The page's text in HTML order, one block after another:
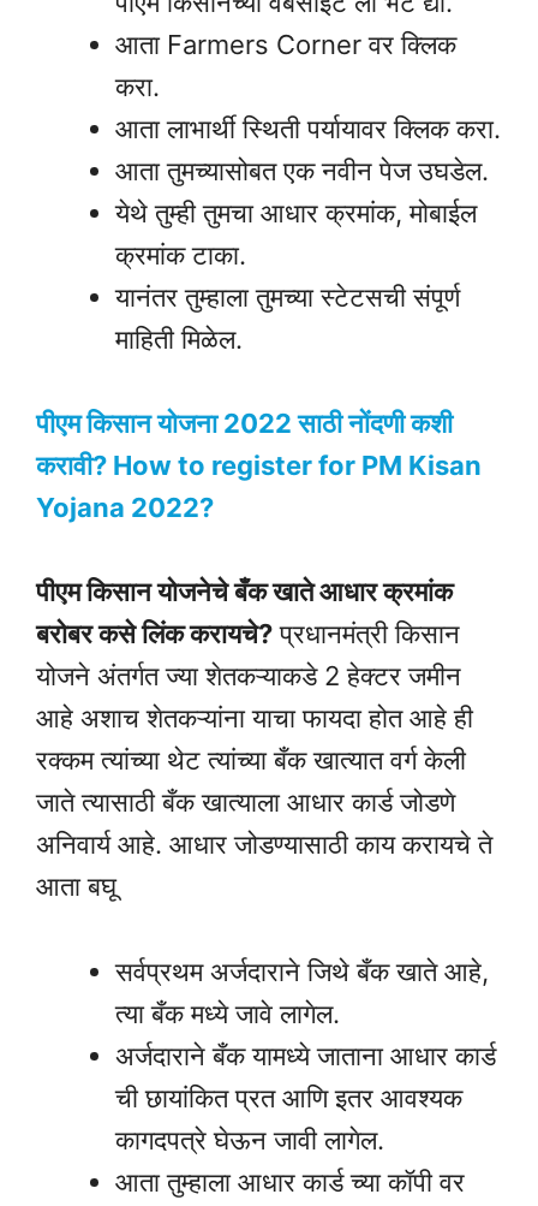
आता Farmers Corner वर क्लिक
करा.
आता लाभार्थी स्थिती पर्यायावर क्लिक करा.
आता तुमच्यासोबत एक नवीन पेज उघडेल.
येथे तुम्ही तुमचा आधार क्रमांक, मोबाईल
क्रमांक टाका.
यानंतर तुम्हाला तुमच्या स्टेटसची संपूर्ण
माहिती मिळेल.
पीएम किसान योजना 2022 साठी नोंदणी कशी
करावी? How to register for PM Kisan
Yojana 2022?
पीएम किसान योजनेचे बँक खाते आधार क्रमांक
बरोबर कसे लिंक करायचे?प्रधानमंत्री किसान
योजने अंतर्गत ज्या शेतकऱ्याकडे 2 हेक्टर जमीन
आहे अशाच शेतकऱ्यांना याचा फायदा होत आहे ही
रक्कम त्यांच्या थेट त्यांच्या बँक खात्यात वर्ग केली
जाते त्यासाठी बँक खात्याला आधार कार्ड जोडणे
अनिवार्य आहे. आधार जोडण्यासाठी काय करायचे ते
आता बघू
सर्वप्रथम अर्जदाराने जिथे बँक खाते आहे,
त्या बँक मध्ये जावे लागेल.
अर्जदाराने बँक यामध्ये जाताना आधार कार्ड
ची छायांकित प्रत आणि इतर आवश्यक
कागदपत्रे घेऊन जावी लागेल.
आता तुम्हाला आधार कार्ड च्या कॉपी वर